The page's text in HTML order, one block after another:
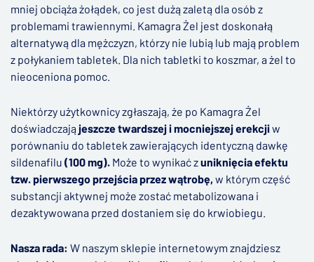
mniej obciąża żołądek, co jest dużą zaletą dla osób z
problemami trawiennymi. Kamagra Żel jest doskonałą
alternatywą dla mężczyzn, którzy nie lubią lub mają problem
z połykaniem tabletek. Dla nich tabletki to koszmar, a żel to
nieoceniona pomoc.
Niektórzy użytkownicy zgłaszają, że po Kamagra Żel
doświadczają jeszcze twardszej i mocniejszej erekcjiw
porównaniu do tabletek zawierających identyczną dawkę
sildenafilu (100 mg). Może to wynikać zuniknięcia efektu
tzw. pierwszego przejścia przez wątrobę, w którym część
substancji aktywnej może zostać metabolizowana i
dezaktywowana przed dostaniem się do krwiobiegu.
Nasza rada: W naszym sklepie internetowym znajdziesz